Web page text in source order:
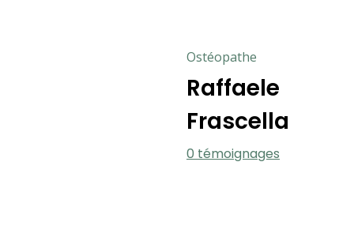
Ostéopathe
Raffaele
Frascella
0 témoignages